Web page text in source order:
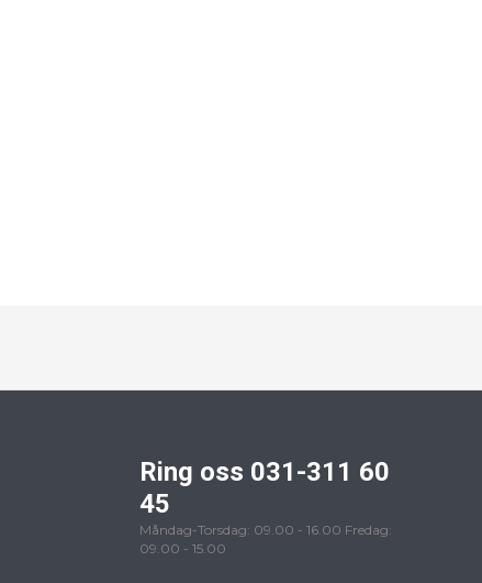
Ring oss 031-311 60
45
Måndag-Torsdag: 09.00 - 16.00 Fredag:
09.00 - 15.00